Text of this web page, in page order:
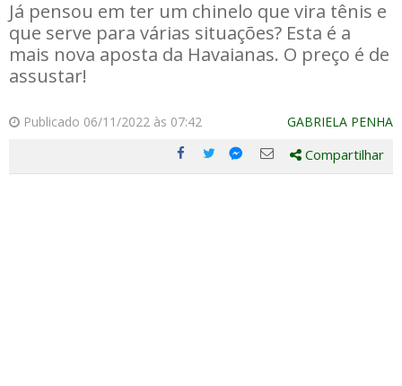
Já pensou em ter um chinelo que vira tênis e
que serve para várias situações? Esta é a
mais nova aposta da Havaianas. O preço é de
assustar!
Publicado 06/11/2022 às 07:42 GABRIELA PENHA
Compartilhe
Compartilhe
Compartilhe
Compartilhe
Compartilhar